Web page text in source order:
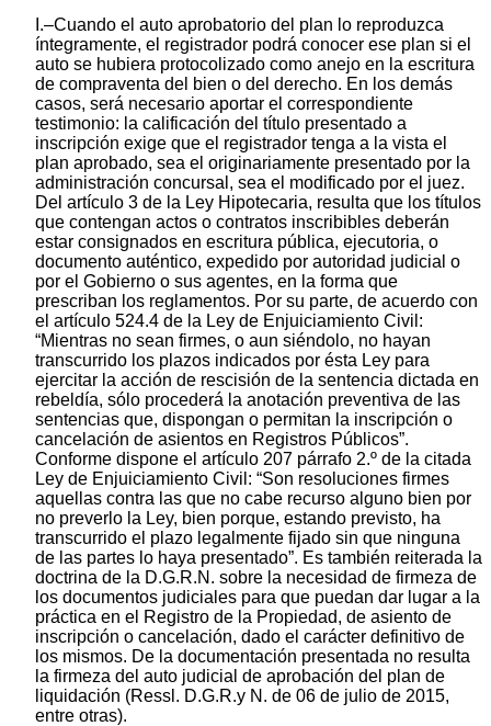
I.–Cuando el auto aprobatorio del plan lo reproduzca
íntegramente, el registrador podrá conocer ese plan si el
auto se hubiera protocolizado como anejo en la escritura
de compraventa del bien o del derecho. En los demás
casos, será necesario aportar el correspondiente
testimonio: la calificación del título presentado a
inscripción exige que el registrador tenga a la vista el
plan aprobado, sea el originariamente presentado por la
administración concursal, sea el modificado por el juez.
Del artículo 3 de la Ley Hipotecaria, resulta que los títulos
que contengan actos o contratos inscribibles deberán
estar consignados en escritura pública, ejecutoria, o
documento auténtico, expedido por autoridad judicial o
por el Gobierno o sus agentes, en la forma que
prescriban los reglamentos. Por su parte, de acuerdo con
el artículo 524.4 de la Ley de Enjuiciamiento Civil:
“Mientras no sean firmes, o aun siéndolo, no hayan
transcurrido los plazos indicados por ésta Ley para
ejercitar la acción de rescisión de la sentencia dictada en
rebeldía, sólo procederá la anotación preventiva de las
sentencias que, dispongan o permitan la inscripción o
cancelación de asientos en Registros Públicos”.
Conforme dispone el artículo 207 párrafo 2.º de la citada
Ley de Enjuiciamiento Civil: “Son resoluciones firmes
aquellas contra las que no cabe recurso alguno bien por
no preverlo la Ley, bien porque, estando previsto, ha
transcurrido el plazo legalmente fijado sin que ninguna
de las partes lo haya presentado”. Es también reiterada la
doctrina de la D.G.R.N. sobre la necesidad de firmeza de
los documentos judiciales para que puedan dar lugar a la
práctica en el Registro de la Propiedad, de asiento de
inscripción o cancelación, dado el carácter definitivo de
los mismos. De la documentación presentada no resulta
la firmeza del auto judicial de aprobación del plan de
liquidación (Ressl. D.G.R.y N. de 06 de julio de 2015,
entre otras).